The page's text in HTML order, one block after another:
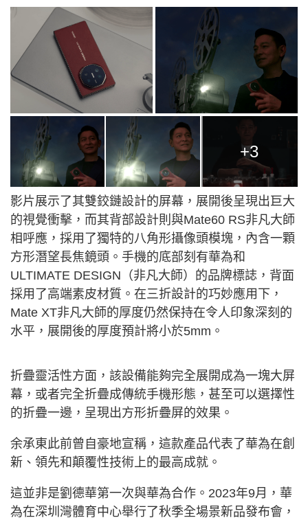
+3
影片展示了其雙鉸鏈設計的屏幕，展開後呈現出巨大
的視覺衝擊，而其背部設計則與Mate60 RS非凡大師
相呼應，採用了獨特的八角形攝像頭模塊，內含一顆
方形潛望長焦鏡頭。手機的底部刻有華為和
ULTIMATE DESIGN（非凡大師）的品牌標誌，背面
採用了高端素皮材質。在三折設計的巧妙應用下，
Mate XT非凡大師的厚度仍然保持在令人印象深刻的
水平，展開後的厚度預計將小於5mm。
折疊靈活性方面，該設備能夠完全展開成為一塊大屏
幕，或者完全折疊成傳統手機形態，甚至可以選擇性
的折疊一邊，呈現出方形折疊屏的效果。
余承東此前曾自豪地宣稱，這款產品代表了華為在創
新、領先和顛覆性技術上的最高成就。
這並非是劉德華第一次與華為合作。2023年9月，華
為在深圳灣體育中心舉行了秋季全場景新品發布會，